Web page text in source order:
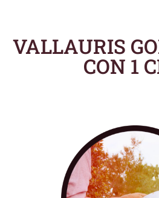
VALLAURIS
CON 1